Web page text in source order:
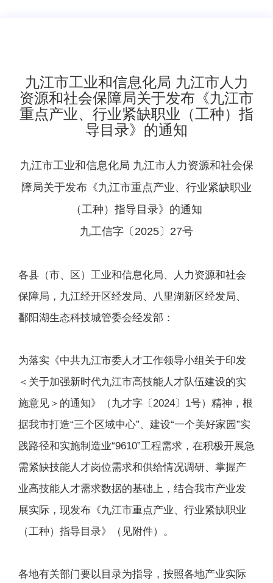
九江市工业和信息化局 九江市人力
资源和社会保障局关于发布《九江市
重点产业、行业紧缺职业（工种）指
导目录》的通知
九江市工业和信息化局 九江市人力资源和社会保
障局关于发布《九江市重点产业、行业紧缺职业
（工种）指导目录》的通知
九工信字〔2025〕27号
各县（市、区）工业和信息化局、人力资源和社会
保障局，九江经开区经发局、八里湖新区经发局、
鄱阳湖生态科技城管委会经发部：
为落实《中共九江市委人才工作领导小组关于印发
＜关于加强新时代九江市高技能人才队伍建设的实
施意见＞的通知》（九才字〔2024〕1号）精神，根
据我市打造“三个区域中心”、建设“一个美好家园”实
践路径和实施制造业“9610”工程需求，在积极开展急
需紧缺技能人才岗位需求和供给情况调研、掌握产
业高技能人才需求数据的基础上，结合我市产业发
展实际，现发布《九江市重点产业、行业紧缺职业
（工种）指导目录》（见附件）。
各地有关部门要以目录为指导，按照各地产业实际